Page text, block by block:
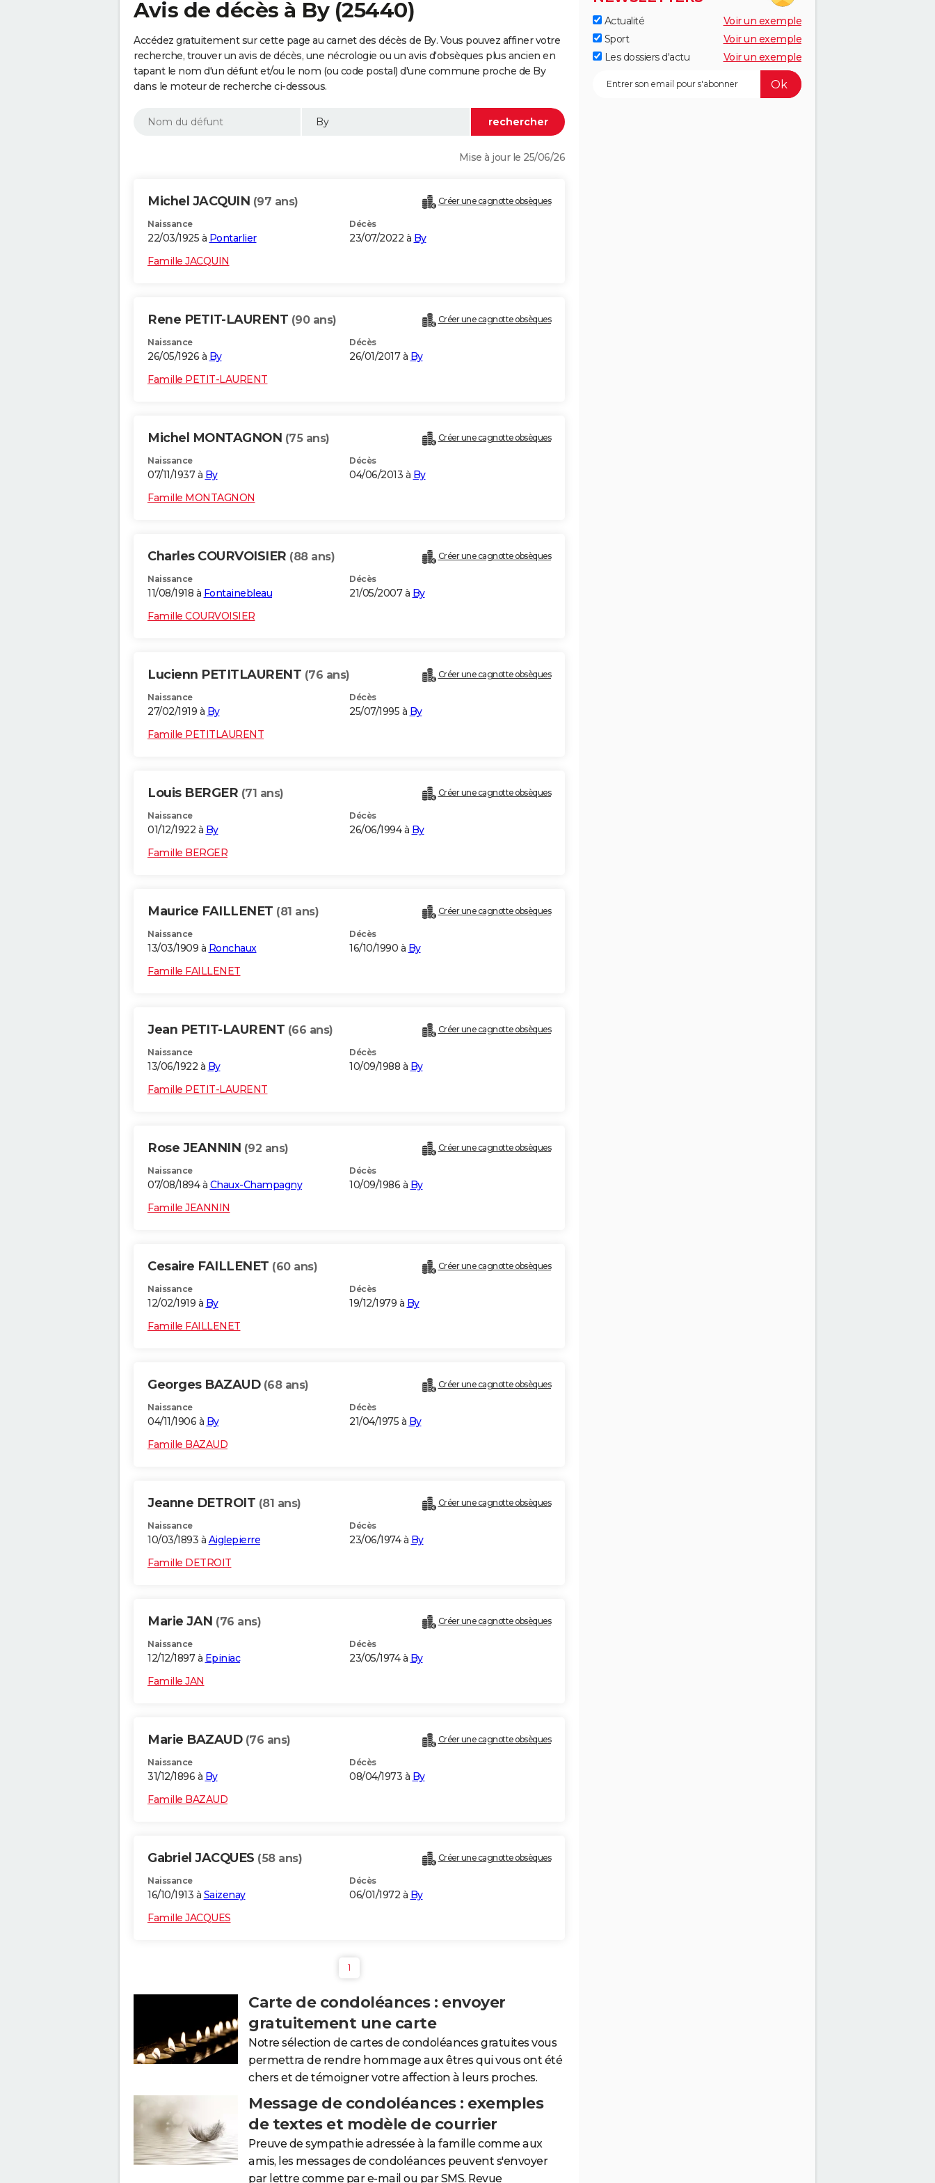
Avis de décès à By (25440)
Accédez gratuitement sur cette page au carnet des décès de By. Vous pouvez affiner votre
recherche, trouver un avis de décès, une nécrologie ou un avis d'obsèques plus ancien en
tapant le nom d'un défunt et/ou le nom (ou code postal) d'une commune proche de By
dans le moteur de recherche ci-dessous.
Mise à jour le 25/06/26
Michel JACQUIN (97 ans) Créer une cagnotte obsèques
Naissance
22/03/1925 à Pontarlier
Décès
23/07/2022 à By
Famille JACQUIN
Rene PETIT-LAURENT (90 ans) Créer une cagnotte obsèques
Naissance
26/05/1926 à By
Décès
26/01/2017 à By
Famille PETIT-LAURENT
Michel MONTAGNON (75 ans) Créer une cagnotte obsèques
Naissance
07/11/1937 à By
Décès
04/06/2013 à By
Famille MONTAGNON
Charles COURVOISIER (88 ans) Créer une cagnotte obsèques
Naissance
11/08/1918 à Fontainebleau
Décès
21/05/2007 à By
Famille COURVOISIER
Lucienn PETITLAURENT (76 ans) Créer une cagnotte obsèques
Naissance
27/02/1919 à By
Décès
25/07/1995 à By
Famille PETITLAURENT
Louis BERGER (71 ans) Créer une cagnotte obsèques
Naissance
01/12/1922 à By
Décès
26/06/1994 à By
Famille BERGER
Maurice FAILLENET (81 ans) Créer une cagnotte obsèques
Naissance
13/03/1909 à Ronchaux
Décès
16/10/1990 à By
Famille FAILLENET
Jean PETIT-LAURENT (66 ans) Créer une cagnotte obsèques
Naissance
13/06/1922 à By
Décès
10/09/1988 à By
Famille PETIT-LAURENT
Rose JEANNIN (92 ans) Créer une cagnotte obsèques
Naissance
07/08/1894 à Chaux-Champagny
Décès
10/09/1986 à By
Famille JEANNIN
Cesaire FAILLENET (60 ans) Créer une cagnotte obsèques
Naissance
12/02/1919 à By
Décès
19/12/1979 à By
Famille FAILLENET
Georges BAZAUD (68 ans) Créer une cagnotte obsèques
Naissance
04/11/1906 à By
Décès
21/04/1975 à By
Famille BAZAUD
Jeanne DETROIT (81 ans) Créer une cagnotte obsèques
Naissance
10/03/1893 à Aiglepierre
Décès
23/06/1974 à By
Famille DETROIT
Marie JAN (76 ans) Créer une cagnotte obsèques
Naissance
12/12/1897 à Epiniac
Décès
23/05/1974 à By
Famille JAN
Marie BAZAUD (76 ans) Créer une cagnotte obsèques
Naissance
31/12/1896 à By
Décès
08/04/1973 à By
Famille BAZAUD
Gabriel JACQUES (58 ans) Créer une cagnotte obsèques
Naissance
16/10/1913 à Saizenay
Décès
06/01/1972 à By
Famille JACQUES
1
Carte de condoléances : envoyer
gratuitement une carte
Notre sélection de cartes de condoléances gratuites vous
permettra de rendre hommage aux êtres qui vous ont été
chers et de témoigner votre affection à leurs proches.
Message de condoléances : exemples
de textes et modèle de courrier
Preuve de sympathie adressée à la famille comme aux
amis, les messages de condoléances peuvent s'envoyer
par lettre comme par e-mail ou par SMS. Revue
Actualité
Voir un exemple
Sport
Voir un exemple
Les dossiers d'actu
Voir un exemple